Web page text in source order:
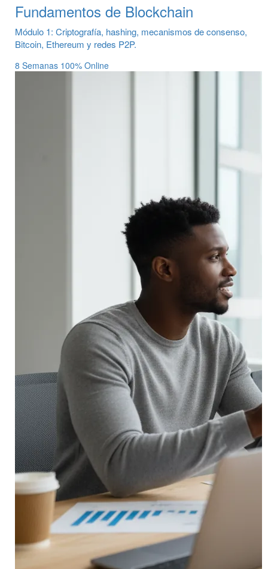
Fundamentos de Blockchain
Módulo 1: Criptografía, hashing, mecanismos de consenso,
Bitcoin, Ethereum y redes P2P.
8 Semanas 100% Online